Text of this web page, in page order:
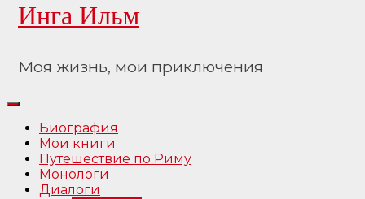
Инга Ильм
Моя жизнь, мои приключения
Биография
Мои книги
Путешествие по Риму
Монологи
Диалоги